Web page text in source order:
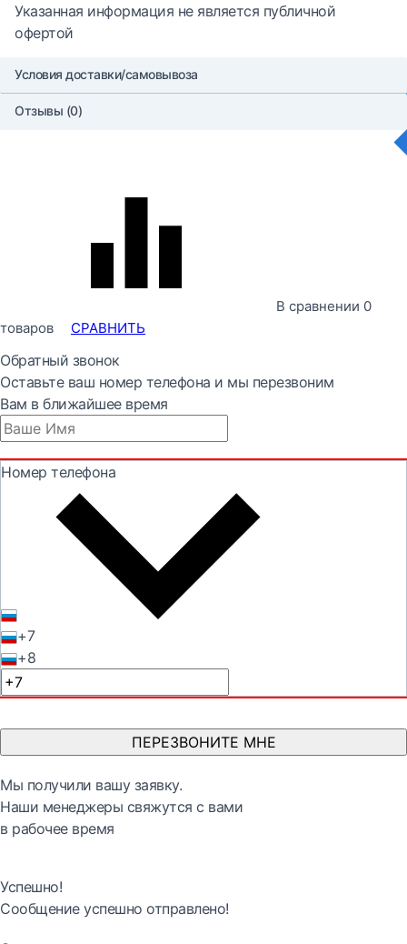
Указанная информация не является публичной
офертой
Условия доставки/самовывоза
Отзывы (0)
В сравнении 0
товаров
СРАВНИТЬ
Обратный звонок
Оставьте ваш номер телефона и мы перезвоним
Вам в ближайшее время
Номер телефона
+7
+8
ПЕРЕЗВОНИТЕ МНЕ
Мы получили вашу заявку.
Наши менеджеры свяжутся с вами
в рабочее время
Успешно!
Сообщение успешно отправлено!